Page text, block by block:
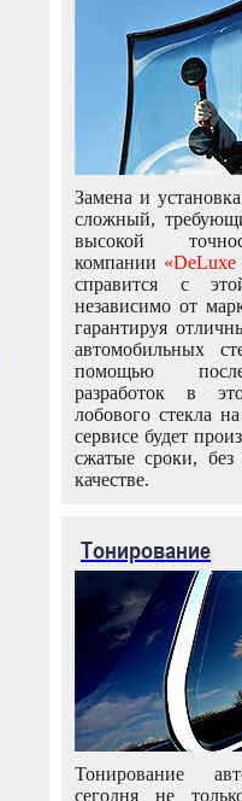
Замена и
сложный,
высокой
компании «DeLuxe
справится с
независимо от
гарантируя
автомобильных
помощью
разработок в
лобового стекла
сервисе будет
сжатые сроки,
качестве.
Тонирование
Тонирование
сегодня не